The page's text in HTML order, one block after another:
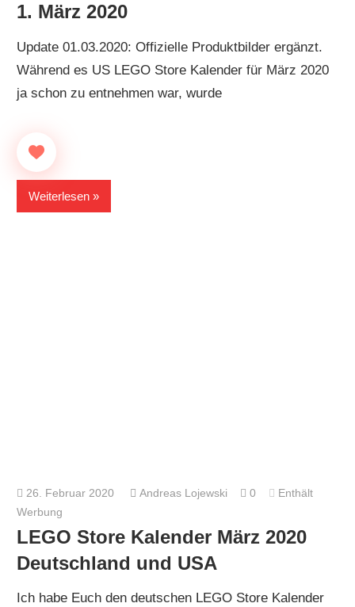
1. März 2020
Update 01.03.2020: Offizielle Produktbilder ergänzt.
Während es US LEGO Store Kalender für März 2020
ja schon zu entnehmen war, wurde
Weiterlesen
26. Februar 2020 Andreas Lojewski 0
Enthält
Werbung
LEGO Store Kalender März 2020
Deutschland und USA
Ich habe Euch den deutschen LEGO Store Kalender